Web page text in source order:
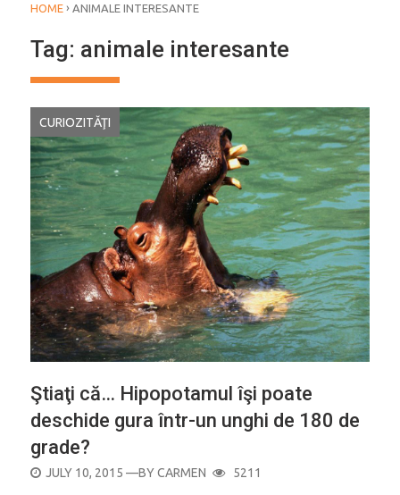
HOME › ANIMALE INTERESANTE
Tag: animale interesante
CURIOZITĂŢI
Ştiaţi că… Hipopotamul îşi poate
deschide gura într-un unghi de 180 de
grade?
POSTED
JULY 10, 2015 —BYCARMEN 5211